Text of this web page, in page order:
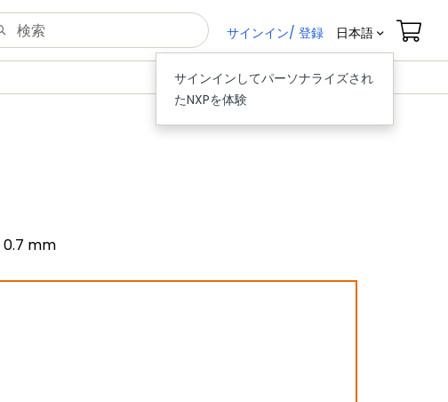
サインイン/ 登録
サインインしてパーソナライズされ
たNXPを体験
日本語
mm